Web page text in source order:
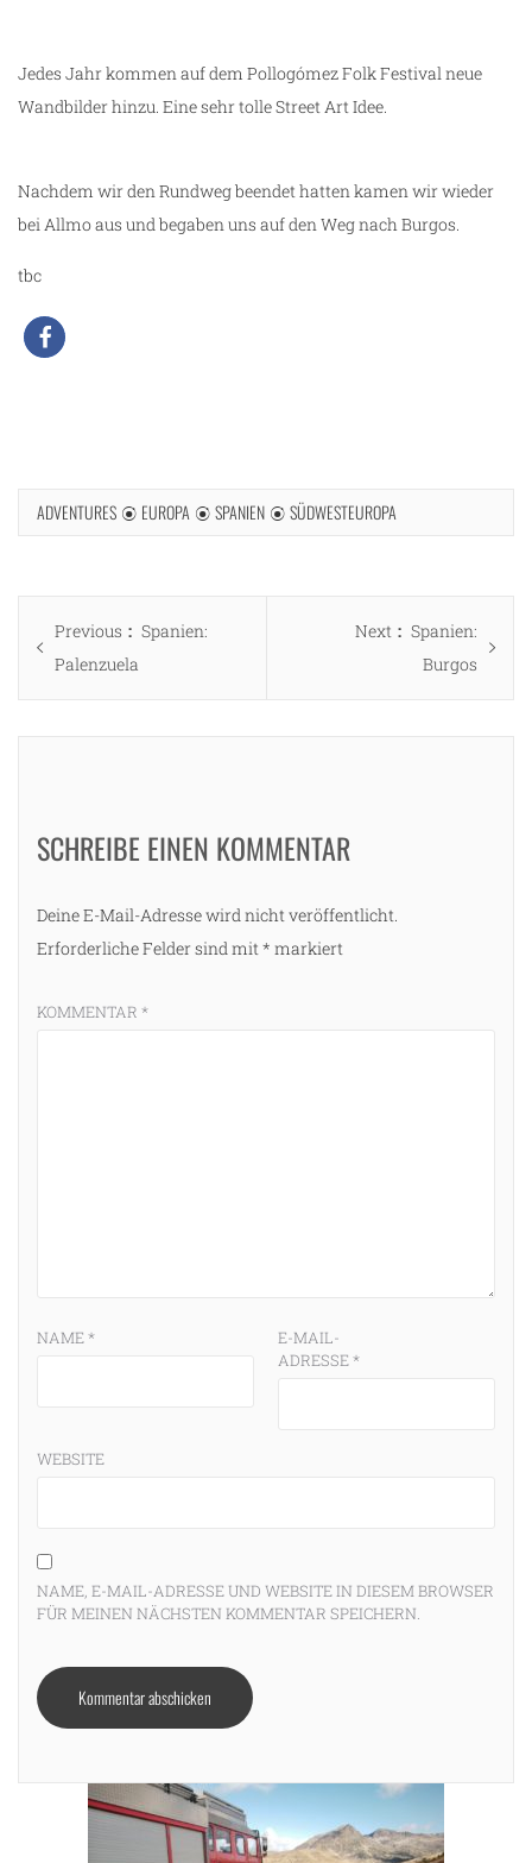
Jedes Jahr kommen auf dem Pollogómez Folk Festival neue
Wandbilder hinzu. Eine sehr tolle Street Art Idee.
Nachdem wir den Rundweg beendet hatten kamen wir wieder
bei Allmo aus und begaben uns auf den Weg nach Burgos.
tbc
ADVENTURES EUROPA SPANIEN SÜDWESTEUROPA
Beitragsnavigation
Previous
Previous
Spanien:
Palenzuela
Next
Next
post:
Spanien:
Burgos
SCHREIBE EINEN KOMMENTAR
Deine E-Mail-Adresse wird nicht veröffentlicht.
Erforderliche Felder sind mit * markiert
KOMMENTAR *
NAME*
E-MAIL-
ADRESSE*
WEBSITE
NAME, E-MAIL-ADRESSE UND WEBSITE IN DIESEM BROWSER
FÜR MEINEN NÄCHSTEN KOMMENTAR SPEICHERN.